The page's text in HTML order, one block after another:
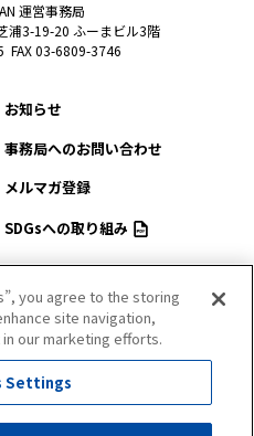
運営事務局
浦3-19-20 ふーまビル3階
FAX 03-6809-3746
お知らせ
事務局へのお問い合わせ
メルマガ登録
SDGsへの取り組み
プライバシーポリシー
サイトマップ
you agree to the storing
site navigation,
our marketing efforts.
Settings